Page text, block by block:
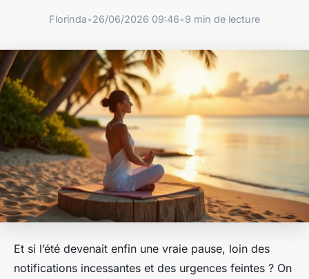
Florinda•26/06/2026 09:46•9 min de lecture
Et si l’été devenait enfin une vraie pause, loin des
notifications incessantes et des urgences feintes ? On